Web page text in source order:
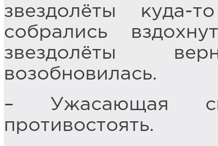
звездолёты куда-
собрались
звездолёты
возобновилась.
– Ужасающая
противостоять.